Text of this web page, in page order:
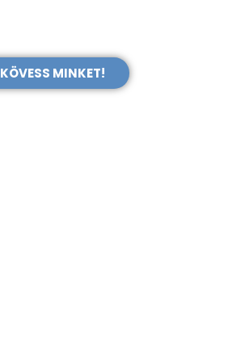
KÖVESS MINKET!